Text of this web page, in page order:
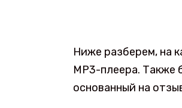
Ниже разберем, на
MP3-плеера. Также
основанный на